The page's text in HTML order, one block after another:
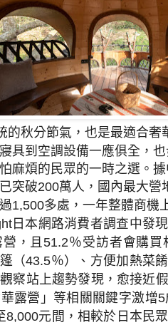
的秋分節氣，也是最適合
具到空調設備一應俱全，
麻煩的民眾的一時之選。
突破200萬人，國內最大營
1,500多處，一年整體商機
日本網路消費者調查中發
，且51.2％受訪者會購
（43.5％）、方便加熱菜
察站上趨勢發現，愈接近
露營」等相關關鍵字激增5
8,000元間，相較於日本民